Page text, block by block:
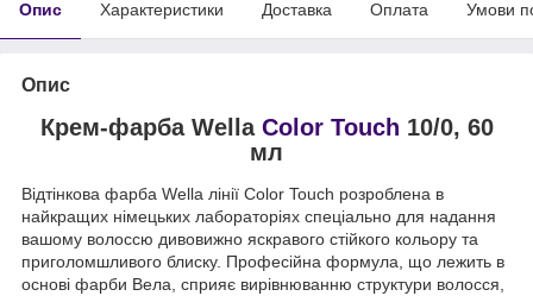
Опис Характеристики Доставка Оплата Умови
Опис
Крем-фарба Wella Color Touch 10/0, 60
мл
Відтінкова фарба Wella лінії Color Touch розроблена в
найкращих німецьких лабораторіях спеціально для надання
вашому волоссю дивовижно яскравого стійкого кольору та
приголомшливого блиску. Професійна формула, що лежить в
основі фарби Вела, сприяє вирівнюванню структури волосся,